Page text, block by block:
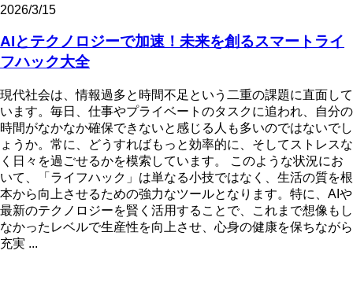
2026/3/15
AIとテクノロジーで加速！未来を創るスマートライ
フハック大全
現代社会は、情報過多と時間不足という二重の課題に直面して
います。毎日、仕事やプライベートのタスクに追われ、自分の
時間がなかなか確保できないと感じる人も多いのではないでし
ょうか。常に、どうすればもっと効率的に、そしてストレスな
く日々を過ごせるかを模索しています。 このような状況にお
いて、「ライフハック」は単なる小技ではなく、生活の質を根
本から向上させるための強力なツールとなります。特に、AIや
最新のテクノロジーを賢く活用することで、これまで想像もし
なかったレベルで生産性を向上させ、心身の健康を保ちながら
充実 ...